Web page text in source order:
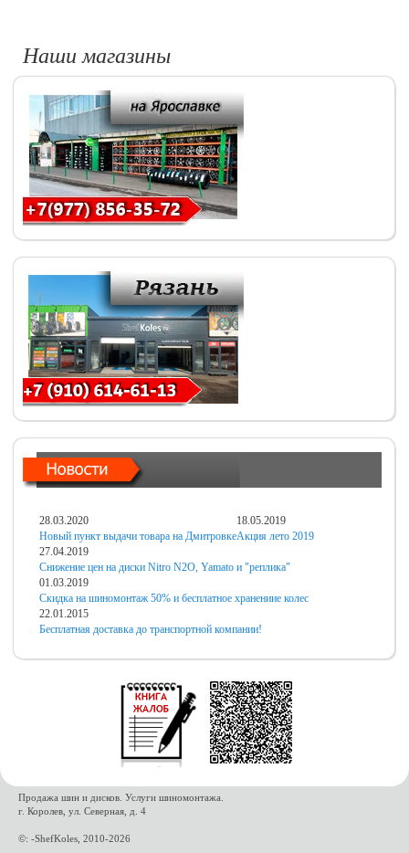
Наши магазины
28.03.2020
Новый пункт выдачи товара на Дмитровке
18.05.2019
Акция лето 2019
27.04.2019
Снижение цен на диски Nitro N2O, Yamato и "реплика"
01.03.2019
Скидка на шиномонтаж 50% и бесплатное хранениие колес
22.01.2015
Бесплатная доставка до транспортной компании!
Продажа шин и дисков. Услуги шиномонтажа.
г. Королев, ул. Северная, д. 4
©: -ShefKoles, 2010-2026